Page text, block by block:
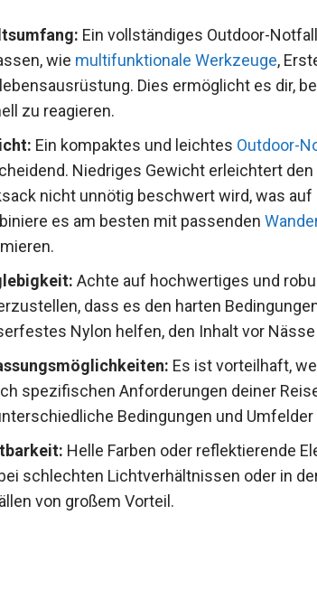
Ein vollständiges Outdoor-
wie multifunktionale Werkzeuge,
Dies ermöglicht es dir,
zu reagieren.
Ein kompaktes und leichtes Outdoor-
Niedriges Gewicht erleichtert
nicht unnötig beschwert wird, was
es am besten mit passenden
Achte auf hochwertiges und
dass es den harten
Nylon helfen, den Inhalt vor
Es ist vorteilhaft,
spezifischen Anforderungen deiner
Bedingungen und Umfelder
Helle Farben oder reflektierende
schlechten Lichtverhältnissen oder in
von großem Vorteil.